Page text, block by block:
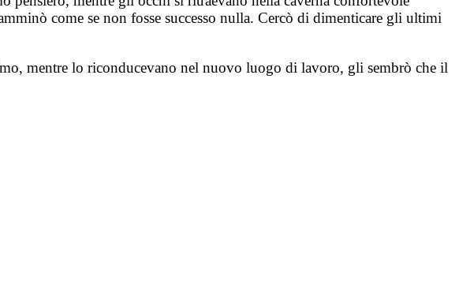
come se non fosse successo nulla. Cercò di dimenticare gli ultimi
mentre lo riconducevano nel nuovo luogo di lavoro, gli sembrò che il